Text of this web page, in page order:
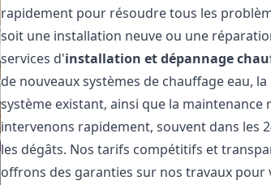
rapidement pour résoudre tous les
soit une installation neuve ou une
services d'installation et dépannage
de nouveaux systèmes de chauffage eau,
système existant, ainsi que la
intervenons rapidement, souvent dans les
les dégâts. Nos tarifs compétitifs et
offrons des garanties sur nos travaux